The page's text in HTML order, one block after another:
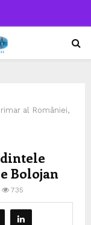
al României,
Bolojan
735